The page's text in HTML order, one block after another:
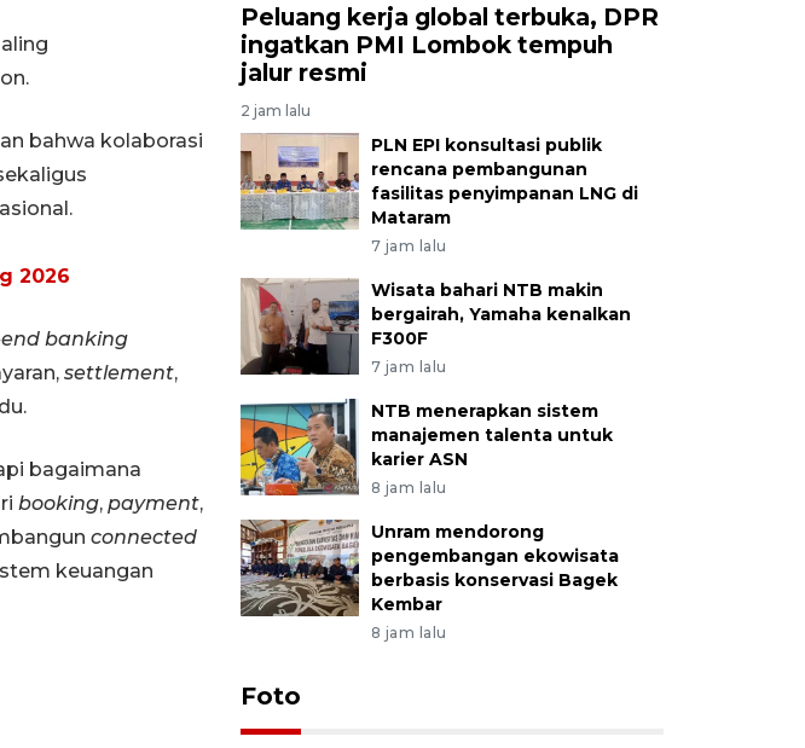
bahwa kolaborasi
2026
banking
settlement,
bagaimana
booking, payment,
connected
keuangan
Peluang kerja global terbuka, DPR
ingatkan PMI Lombok tempuh
jalur resmi
2 jam lalu
PLN EPI konsultasi publik
rencana pembangunan
fasilitas penyimpanan LNG di
Mataram
7 jam lalu
Wisata bahari NTB makin
bergairah, Yamaha kenalkan
F300F
7 jam lalu
NTB menerapkan sistem
manajemen talenta untuk
karier ASN
8 jam lalu
Unram mendorong
pengembangan ekowisata
berbasis konservasi Bagek
Kembar
8 jam lalu
Foto